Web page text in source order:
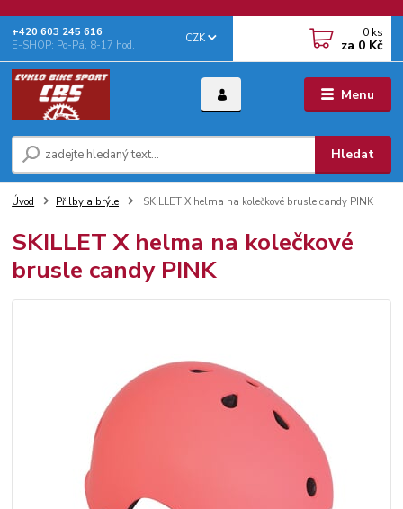
Menu
CZK
Hledat
+‭420 603 245 616‬
E-SHOP: Po-Pá, 8-17 hod.
0 ks
za 0 Kč
Úvod Přilby a brýle SKILLET X helma na kolečkové brusle candy PINK
SKILLET X helma na kolečkové
brusle candy PINK